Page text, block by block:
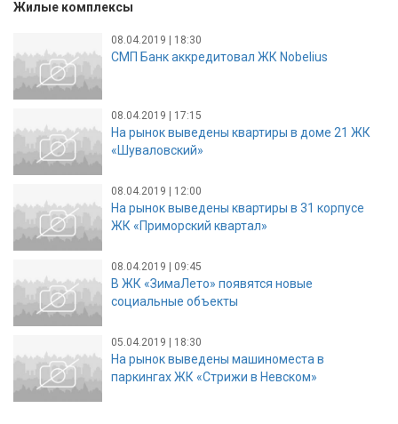
Жилые комплексы
08.04.2019 | 18:30
СМП Банк аккредитовал ЖК Nobelius
08.04.2019 | 17:15
На рынок выведены квартиры в доме 21 ЖК
«Шуваловский»
08.04.2019 | 12:00
На рынок выведены квартиры в 31 корпусе
ЖК «Приморский квартал»
08.04.2019 | 09:45
В ЖК «ЗимаЛето» появятся новые
социальные объекты
05.04.2019 | 18:30
На рынок выведены машиноместа в
паркингах ЖК «Стрижи в Невском»